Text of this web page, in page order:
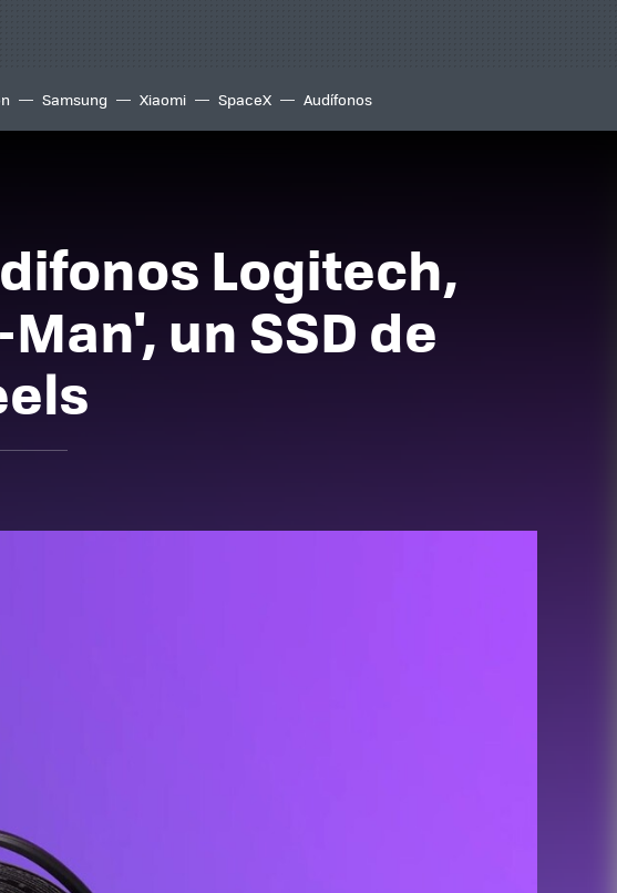
Samsung Xiaomi SpaceX Audífonos
Logitech,
un SSD de